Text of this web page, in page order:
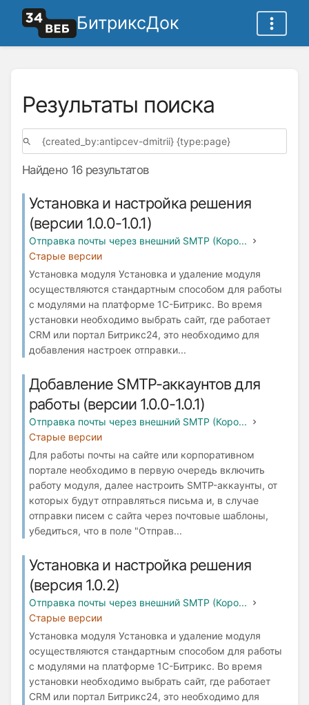
БитриксДок
Результаты поиска
Найдено 16 результатов
Установка и настройка решения
(версии 1.0.0-1.0.1)
Отправка почты через внешний SMTP (Коро...
Старые версии
Установка модуля Установка и удаление модуля
осуществляются стандартным способом для работы
с модулями на платформе 1С-Битрикс. Во время
установки необходимо выбрать сайт, где работает
СRM или портал Битрикс24, это необходимо для
добавления настроек отправки...
Добавление SMTP-аккаунтов для
работы (версии 1.0.0-1.0.1)
Отправка почты через внешний SMTP (Коро...
Старые версии
Для работы почты на сайте или корпоративном
портале необходимо в первую очередь включить
работу модуля, далее настроить SMTP-аккаунты, от
которых будут отправляться письма и, в случае
отправки писем с сайта через почтовые шаблоны,
убедиться, что в поле "Отправ...
Установка и настройка решения
(версия 1.0.2)
Отправка почты через внешний SMTP (Коро...
Старые версии
Установка модуля Установка и удаление модуля
осуществляются стандартным способом для работы
с модулями на платформе 1С-Битрикс. Во время
установки необходимо выбрать сайт, где работает
СRM или портал Битрикс24, это необходимо для